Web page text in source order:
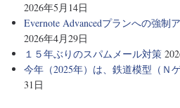
2026年5月14日
Evernote Advancedプランへの強制
2026年4月29日
１５年ぶりのスパムメール対策
今年（2025年）は、鉄道模型（Ｎ
31日